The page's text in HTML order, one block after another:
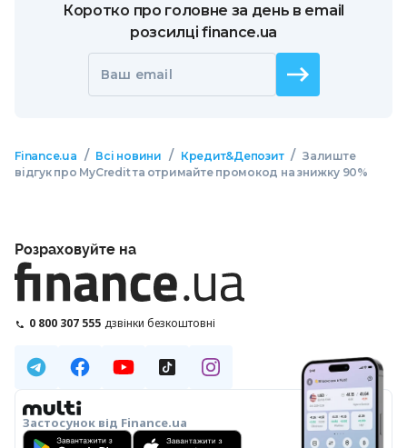
Коротко про головне за день в email
розсилці finance.ua
Ваш email
Finance.ua / Всі новини / Кредит&Депозит / Залиште
відгук про MyCredit та отримайте промокод на знижку 90%
Розраховуйте на
0 800 307 555 дзвінки безкоштовні
Застосунок від Finance.ua